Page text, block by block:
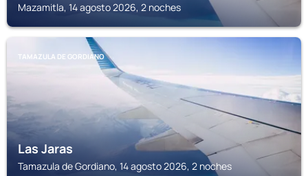
Mazamitla, 14 agosto 2026, 2 noches
TAMAZULA DE GORDIANO
Las Jaras
Tamazula de Gordiano, 14 agosto 2026, 2 noches